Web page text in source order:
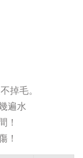
掉毛。
遍水
！
！